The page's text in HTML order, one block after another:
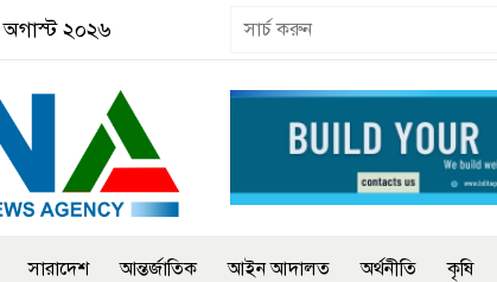
অগাস্ট ২০২৬
সারাদেশ আন্তর্জাতিক আইন আদালত অর্থনীতি কৃষি